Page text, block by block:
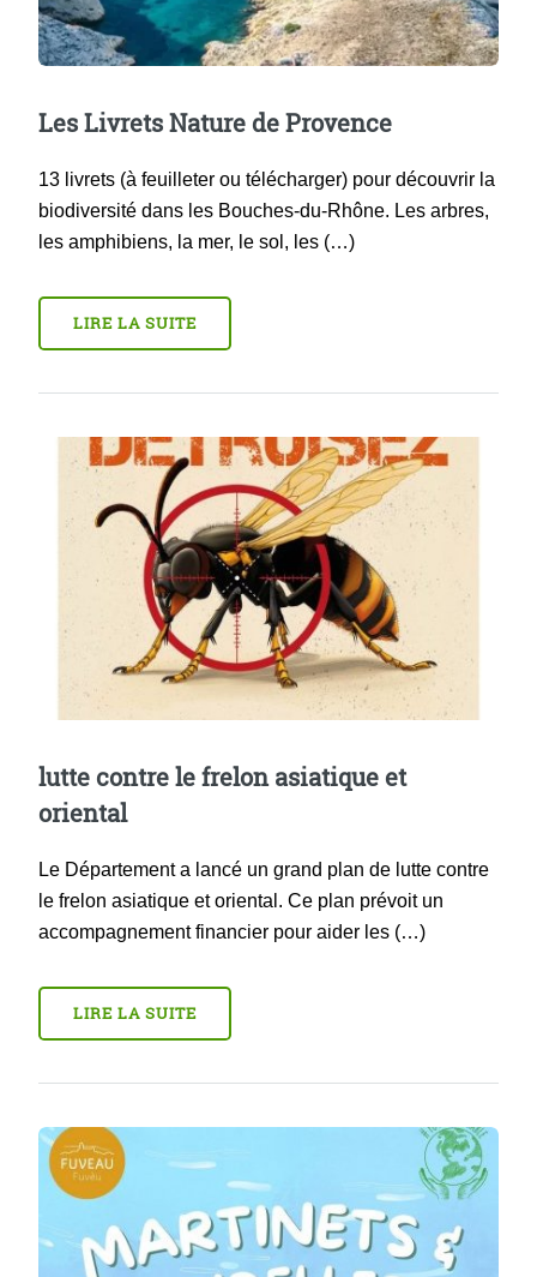
Les Livrets Nature de Provence
13 livrets (à feuilleter ou télécharger) pour découvrir la
biodiversité dans les Bouches-du-Rhône. Les arbres,
les amphibiens, la mer, le sol, les (…)
LIRE LA SUITE
lutte contre le frelon asiatique et
oriental
Le Département a lancé un grand plan de lutte contre
le frelon asiatique et oriental. Ce plan prévoit un
accompagnement financier pour aider les (…)
LIRE LA SUITE